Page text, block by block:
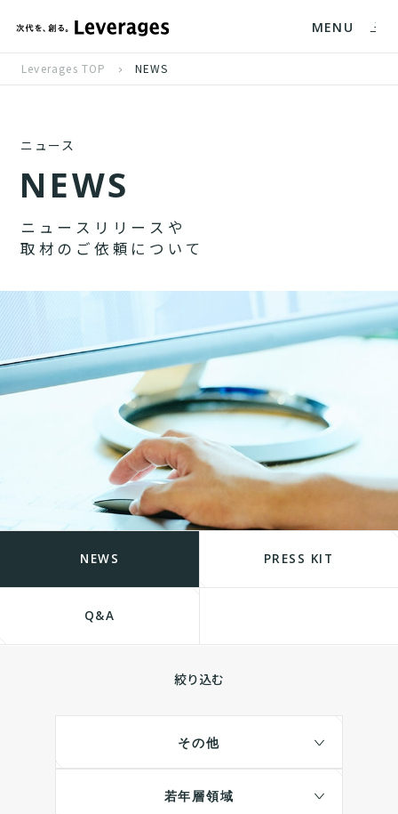
MENU
Leverages TOP NEWS
ニュース
NEWS
ニ ュ ー ス リ リ ー ス や
取 材 の ご 依 頼 に つ い て
NEWS PRESS KIT
Q&A
絞り込む
その他
若年層領域